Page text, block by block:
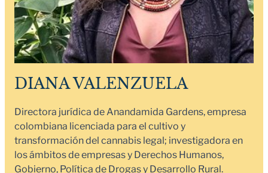
DIANA VALENZUELA
Directora jurídica de Anandamida Gardens, empresa
colombiana licenciada para el cultivo y
transformación del cannabis legal; investigadora en
los ámbitos de empresas y Derechos Humanos,
Gobierno, Política de Drogas y Desarrollo Rural.